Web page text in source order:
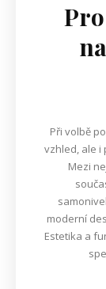
Při volbě
vzhled, ale i
Mezi
moderní
Estetika a